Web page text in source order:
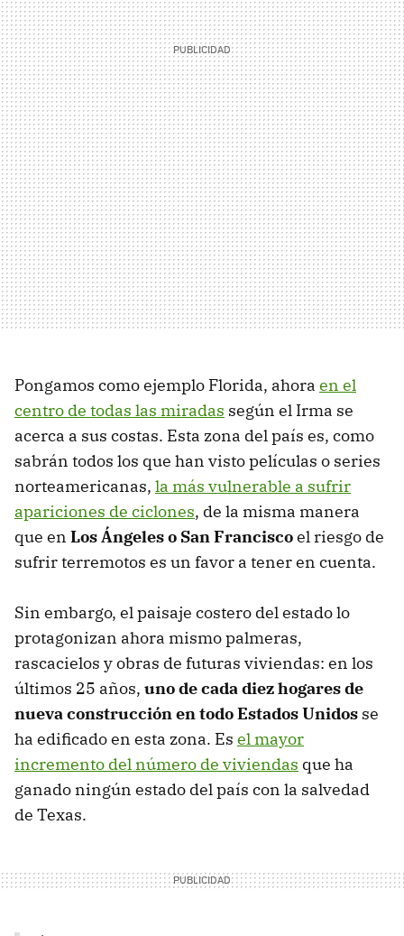
Pongamos como ejemplo Florida, ahora en el
centro de todas las miradas según el Irma se
acerca a sus costas. Esta zona del país es, como
sabrán todos los que han visto películas o series
norteamericanas, la más vulnerable a sufrir
apariciones de ciclones, de la misma manera
que en Los Ángeles o San Franciscoel riesgo de
sufrir terremotos es un favor a tener en cuenta.
Sin embargo, el paisaje costero del estado lo
protagonizan ahora mismo palmeras,
rascacielos y obras de futuras viviendas: en los
últimos 25 años, uno de cada diez hogares de
nueva construcción en todo Estados Unidos se
ha edificado en esta zona. Es el mayor
incremento del número de viviendas que ha
ganado ningún estado del país con la salvedad
de Texas.